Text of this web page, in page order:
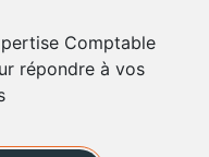
Comptable
répondre à vos